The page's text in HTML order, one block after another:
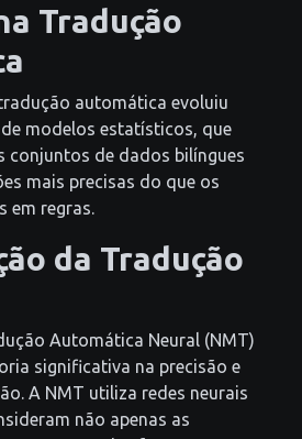
Tradução
automática evoluiu
modelos estatísticos, que
conjuntos de dados bilíngues
mais precisas do que os
em regras.
da Tradução
Automática Neural (NMT)
significativa na precisão e
A NMT utiliza redes neurais
não apenas as